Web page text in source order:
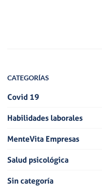
CATEGORÍAS
Covid 19
Habilidades laborales
MenteVita Empresas
Salud psicológica
Sin categoría